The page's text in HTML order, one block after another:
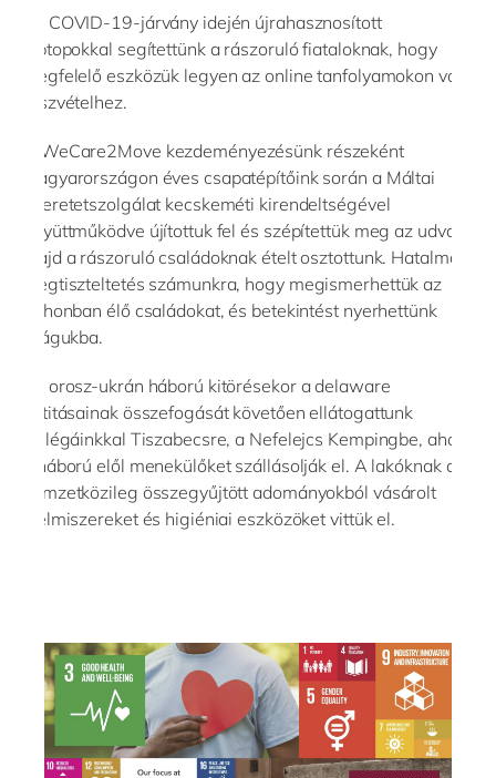
Az COVID-19-járvány idején újrahasznosított
laptopokkal segítettünk a rászoruló fiataloknak, hogy
megfelelő eszközük legyen az online tanfolyamokon való
részvételhez.
A WeCare2Move kezdeményezésünk részeként
Magyarországon éves csapatépítőink során a Máltai
Szeretetszolgálat kecskeméti kirendeltségével
együttműködve újítottuk fel és szépítettük meg az udvart,
majd a rászoruló családoknak ételt osztottunk. Hatalmas
megtiszteltetés számunkra, hogy megismerhettük az
otthonban élő családokat, és betekintést nyerhettünk
világukba.
Az orosz-ukrán háború kitörésekor a delaware
entitásainak összefogását követően ellátogattunk
kollégáinkkal Tiszabecsre, a Nefelejcs Kempingbe, ahol
a háború elől menekülőket szállásolják el. A lakóknak a
nemzetközileg összegyűjtött adományokból vásárolt
élelmiszereket és higiéniai eszközöket vittük el.